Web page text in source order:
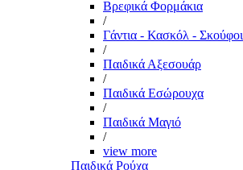
Βρεφικά Φορμάκια
/
Γάντια - Κασκόλ - Σκούφοι
/
Παιδικά Αξεσουάρ
/
Παιδικά Εσώρουχα
/
Παιδικά Μαγιό
/
view more
Παιδικά Ρούχα